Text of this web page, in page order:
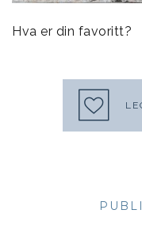
Hva er din favoritt?